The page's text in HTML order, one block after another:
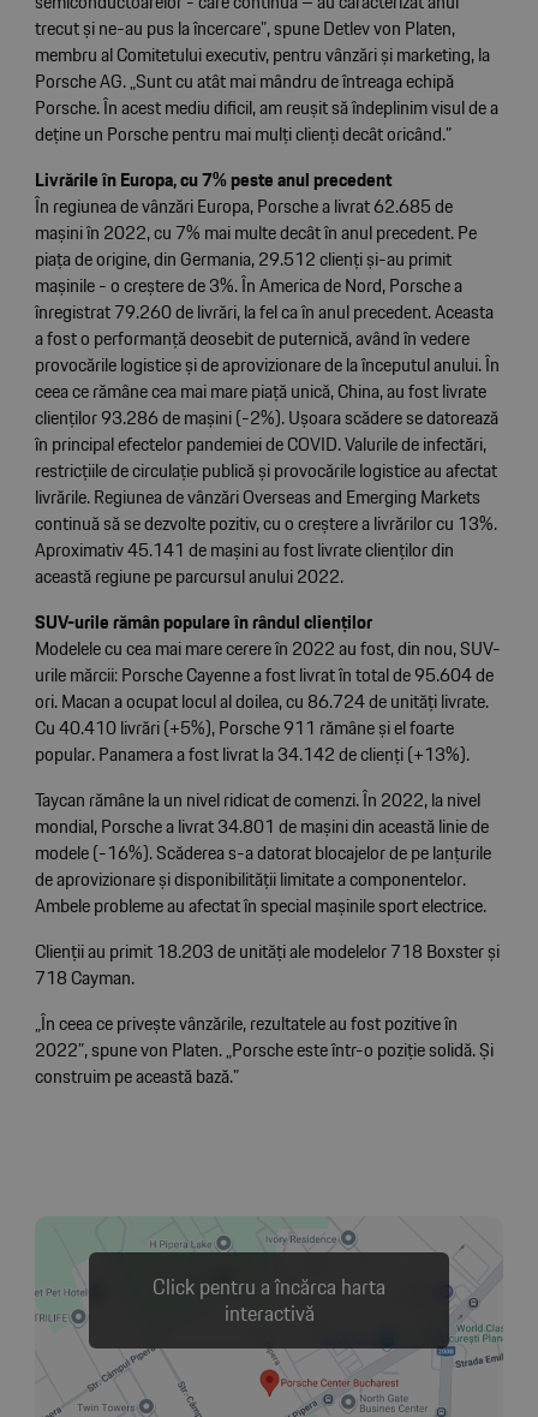
trecut și ne-au pus la încercare”, spune Detlev von Platen,
membru al Comitetului executiv, pentru vânzări și marketing, la
Porsche AG. „Sunt cu atât mai mândru de întreaga echipă
Porsche. În acest mediu dificil, am reușit să îndeplinim visul de a
deține un Porsche pentru mai mulți clienți decât oricând.”
Livrările în Europa, cu 7% peste anul precedent
În regiunea de vânzări Europa, Porsche a livrat 62.685 de
mașini în 2022, cu 7% mai multe decât în anul precedent. Pe
piața de origine, din Germania, 29.512 clienți și-au primit
mașinile - o creștere de 3%. În America de Nord, Porsche a
înregistrat 79.260 de livrări, la fel ca în anul precedent. Aceasta
a fost o performanță deosebit de puternică, având în vedere
provocările logistice și de aprovizionare de la începutul anului. În
ceea ce rămâne cea mai mare piață unică, China, au fost livrate
clienților 93.286 de mașini (-2%). Ușoara scădere se datorează
în principal efectelor pandemiei de COVID. Valurile de infectări,
restricțiile de circulație publică și provocările logistice au afectat
livrările. Regiunea de vânzări Overseas and Emerging Markets
continuă să se dezvolte pozitiv, cu o creștere a livrărilor cu 13%.
Aproximativ 45.141 de mașini au fost livrate clienților din
această regiune pe parcursul anului 2022.
SUV-urile rămân populare în rândul clienților
Modelele cu cea mai mare cerere în 2022 au fost, din nou, SUV-
urile mărcii: Porsche Cayenne a fost livrat în total de 95.604 de
ori. Macan a ocupat locul al doilea, cu 86.724 de unități livrate.
Cu 40.410 livrări (+5%), Porsche 911 rămâne și el foarte
popular. Panamera a fost livrat la 34.142 de clienți (+13%).
Taycan rămâne la un nivel ridicat de comenzi. În 2022, la nivel
mondial, Porsche a livrat 34.801 de mașini din această linie de
modele (-16%). Scăderea s-a datorat blocajelor de pe lanțurile
de aprovizionare și disponibilității limitate a componentelor.
Ambele probleme au afectat în special mașinile sport electrice.
Clienții au primit 18.203 de unități ale modelelor 718 Boxster și
718 Cayman.
„În ceea ce privește vânzările, rezultatele au fost pozitive în
2022”, spune von Platen. „Porsche este într-o poziție solidă. Și
construim pe această bază.”
Click pentru a încărca harta
interactivă